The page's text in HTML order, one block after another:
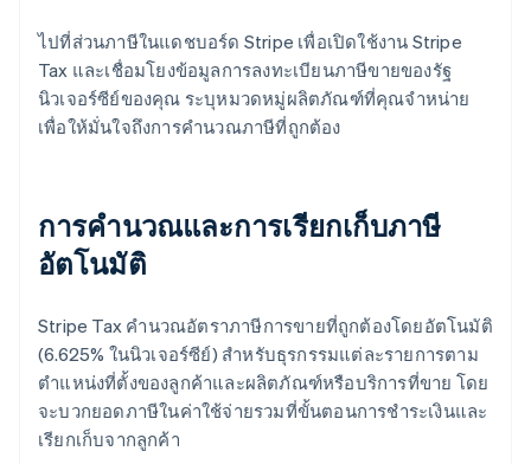
ไปที่ส่วนภาษีในแดชบอร์ด Stripe เพื่อเปิดใช้งาน Stripe
Tax และเชื่อมโยงข้อมูลการลงทะเบียนภาษีขายของรัฐ
นิวเจอร์ซีย์ของคุณ ระบุหมวดหมู่ผลิตภัณฑ์ที่คุณจําหน่าย
เพื่อให้มั่นใจถึงการคํานวณภาษีที่ถูกต้อง
การคํานวณและการเรียกเก็บภาษี
อัตโนมัติ
Stripe Tax คํานวณอัตราภาษีการขายที่ถูกต้องโดยอัตโนมัติ
(6.625% ในนิวเจอร์ซีย์) สําหรับธุรกรรมแต่ละรายการตาม
ตําแหน่งที่ตั้งของลูกค้าและผลิตภัณฑ์หรือบริการที่ขาย โดย
จะบวกยอดภาษีในค่าใช้จ่ายรวมที่ขั้นตอนการชําระเงินและ
เรียกเก็บจากลูกค้า